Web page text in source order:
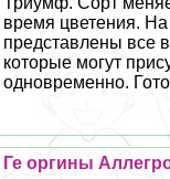
время цветения.
представлены все
которые могут
одновременно.
Ге opгины